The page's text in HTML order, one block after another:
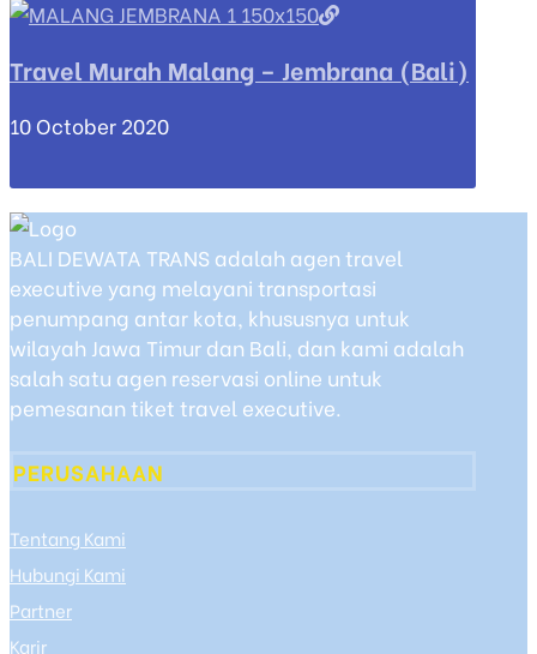
Travel Murah Malang – Jembrana (Bali)
10 October 2020
BALI DEWATA TRANS adalah agen travel
executive yang melayani transportasi
penumpang antar kota, khususnya untuk
wilayah Jawa Timur dan Bali, dan kami adalah
salah satu agen reservasi online untuk
pemesanan tiket travel executive.
PERUSAHAAN
Tentang Kami
Hubungi Kami
Partner
Karir